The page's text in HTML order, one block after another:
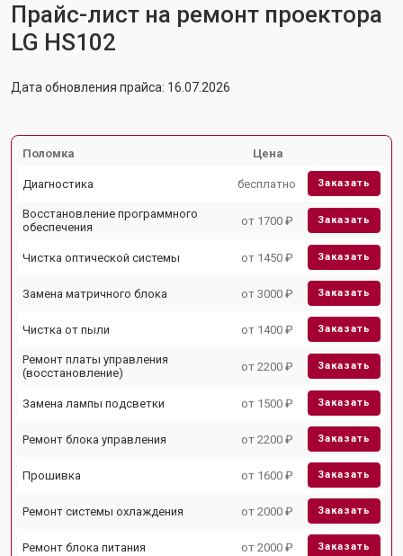
Прайс-лист на ремонт проектора
LG HS102
Дата обновления прайса: 16.07.2026
Поломка Цена
Диагностика бесплатно Заказать
Восстановление программного
обеспечения
от 1700 ₽ Заказать
Чистка оптической системы от 1450 ₽ Заказать
Замена матричного блока от 3000 ₽ Заказать
Чистка от пыли от 1400 ₽ Заказать
Ремонт платы управления
(восстановление)
от 2200 ₽ Заказать
Замена лампы подсветки от 1500 ₽ Заказать
Ремонт блока управления от 2200 ₽ Заказать
Прошивка от 1600 ₽ Заказать
Ремонт системы охлаждения от 2000 ₽ Заказать
Ремонт блока питания от 2000 ₽ Заказать